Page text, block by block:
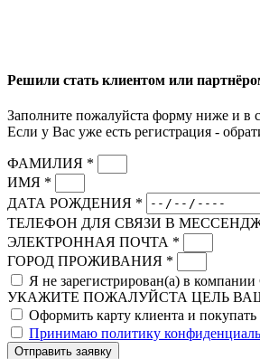
Решили стать клиентом или
Заполните пожалуйста форму ниже и в
Если у Вас уже есть регистрация -
ФАМИЛИЯ *
ИМЯ *
ДАТА РОЖДЕНИЯ *
ТЕЛЕФОН ДЛЯ СВЯЗИ В
ЭЛЕКТРОННАЯ ПОЧТА *
ГОРОД ПРОЖИВАНИЯ *
Я не зарегистрирован(а) в
УКАЖИТЕ ПОЖАЛУЙСТА ЦЕЛЬ
Оформить карту клиента и покупать
Принимаю политику
Отправить заявку